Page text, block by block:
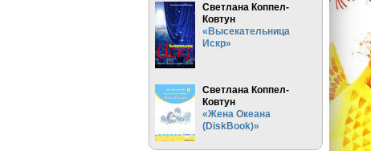
Светлана Коппел-
Ковтун
«Высекательница
Искр»
Светлана Коппел-
Ковтун
«Жена Океана
(DiskBook)»